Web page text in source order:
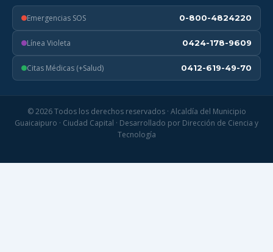
Emergencias SOS 0-800-4824220
Línea Violeta 0424-178-9609
Citas Médicas (+Salud) 0412-619-49-70
© 2026 Todos los derechos reservados · Alcaldía del Municipio
Guaicaipuro · Ciudad Capital · Desarrollado por Dirección de Ciencia y
Tecnología